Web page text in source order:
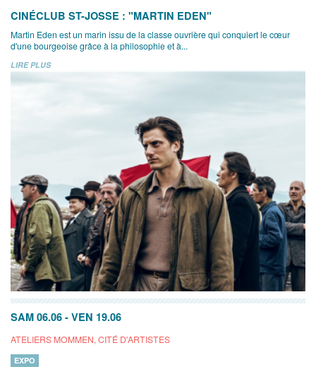
CINÉCLUB ST-JOSSE : "MARTIN EDEN"
Martin Eden est un marin issu de la classe ouvrière qui conquiert le cœur
d'une bourgeoise grâce à la philosophie et à...
LIRE PLUS
SAM 06.06 - VEN 19.06
ATELIERS MOMMEN, CITÉ D'ARTISTES
EXPO